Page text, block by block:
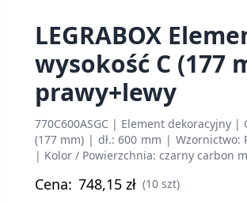
LEGRABOX
wysokość C (177
prawy+lewy
770C600ASGC | Element dekoracyjny |
(177 mm) | dł.: 600 mm |
| Kolor / Powierzchnia: czarny carbon
Cena: 748,15 zł (10 szt)